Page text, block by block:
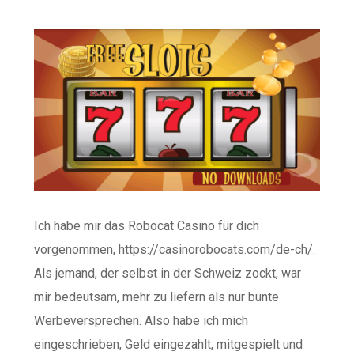
Ich habe mir das Robocat Casino für dich
vorgenommen, https://casinorobocats.com/de-ch/.
Als jemand, der selbst in der Schweiz zockt, war
mir bedeutsam, mehr zu liefern als nur bunte
Werbeversprechen. Also habe ich mich
eingeschrieben, Geld eingezahlt, mitgespielt und